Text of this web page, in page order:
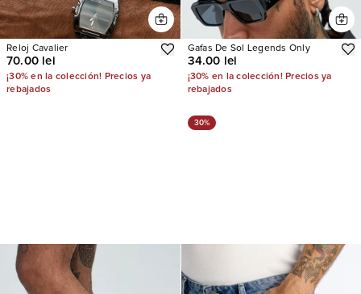
Reloj Cavalier
70.00 lei
¡30% en la colección! Precios ya
rebajados
Gafas De Sol Legends Only
34.00 lei
¡30% en la colección! Precios ya
rebajados
30%